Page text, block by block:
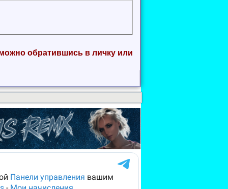
обратившись в личку или